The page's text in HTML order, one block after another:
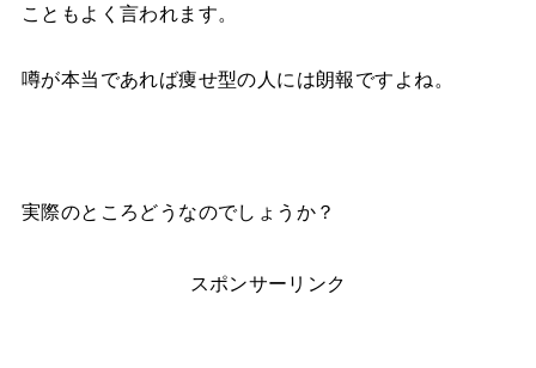
こともよく言われます。
噂が本当であれば痩せ型の人には朗報ですよね。
実際のところどうなのでしょうか？
スポンサーリンク